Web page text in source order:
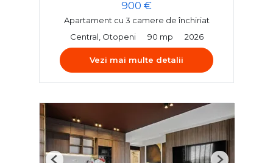
900 €
Apartament cu 3 camere de închiriat
Central, Otopeni
90 mp 2026
Vezi mai multe detalii